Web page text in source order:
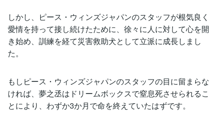
しかし、ピース・ウィンズジャパンのスタッフが根気良く
愛情を持って接し続けたために、徐々に人に対して心を開
き始め、訓練を経て災害救助犬として立派に成長しまし
た。
もしピース・ウィンズジャパンのスタッフの目に留まらな
ければ、夢之丞はドリームボックスで窒息死させられるこ
とにより、わずか3か月で命を終えていたはずです。